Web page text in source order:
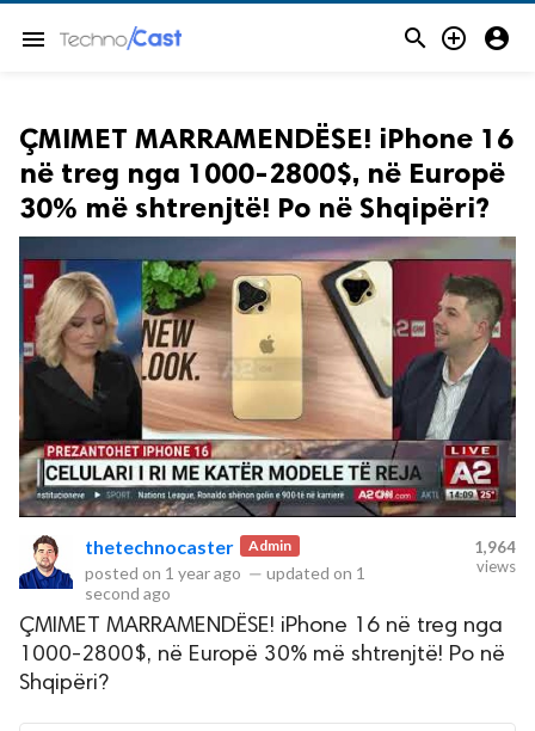
menu   
ÇMIMET MARRAMENDËSE! iPhone 16
në treg nga 1000-2800$, në Europë
30% më shtrenjtë! Po në Shqipëri?
thetechnocaster Admin
posted on 1 year ago — updated on 1
second ago
1,964
views
ÇMIMET MARRAMENDËSE! iPhone 16 në treg nga
1000-2800$, në Europë 30% më shtrenjtë! Po në
Shqipëri?